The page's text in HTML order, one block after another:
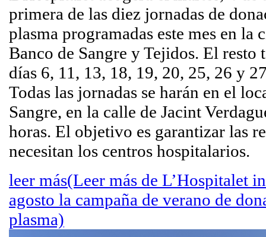
primera de las diez jornadas de
plasma programadas este mes en la
Banco de Sangre y Tejidos. El resto
días 6, 11, 13, 18, 19, 20, 25, 26 y
Todas las jornadas se harán en el
Sangre, en la calle de Jacint
horas. El objetivo es garantizar las
necesitan los centros hospitalarios.
leer más(Leer más de L’Hospitalet
agosto la campaña de verano de
plasma)